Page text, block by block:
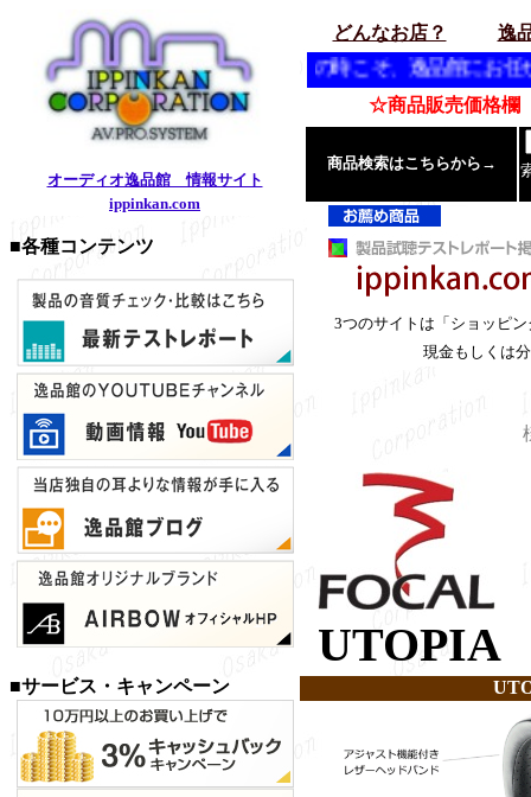
オーディオ逸品館 情報サイト
ippinkan.com
■各種コンテンツ
■サービス・キャンペーン
どんなお店？
逸
しません。 お急ぎの時こそ、逸品館にお任せ下さい。
☆商品販売価格欄
商品検索はこちらから→
3つのサイトは「ショッピ
現金もしくは
UTOPIA